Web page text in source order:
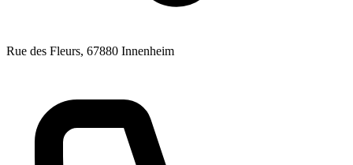
Rue des Fleurs, 67880 Innenheim